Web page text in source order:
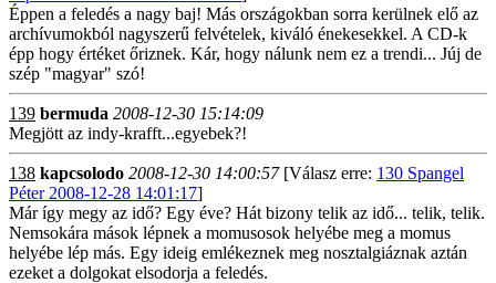
Éppen a feledés a nagy baj! Más országokban sorra kerülnek elő az
archívumokból nagyszerű felvételek, kiváló énekesekkel. A CD-k
épp hogy értéket őriznek. Kár, hogy nálunk nem ez a trendi... Júj de
szép "magyar" szó!
139 bermuda 2008-12-30 15:14:09
Megjött az indy-krafft...egyebek?!
138 kapcsolodo 2008-12-30 14:00:57[Válasz erre: 130 Spangel
Péter 2008-12-28 14:01:17]
Már így megy az idő? Egy éve? Hát bizony telik az idő... telik, telik.
Nemsokára mások lépnek a momusosok helyébe meg a momus
helyébe lép más. Egy ideig emlékeznek meg nosztalgiáznak aztán
ezeket a dolgokat elsodorja a feledés.